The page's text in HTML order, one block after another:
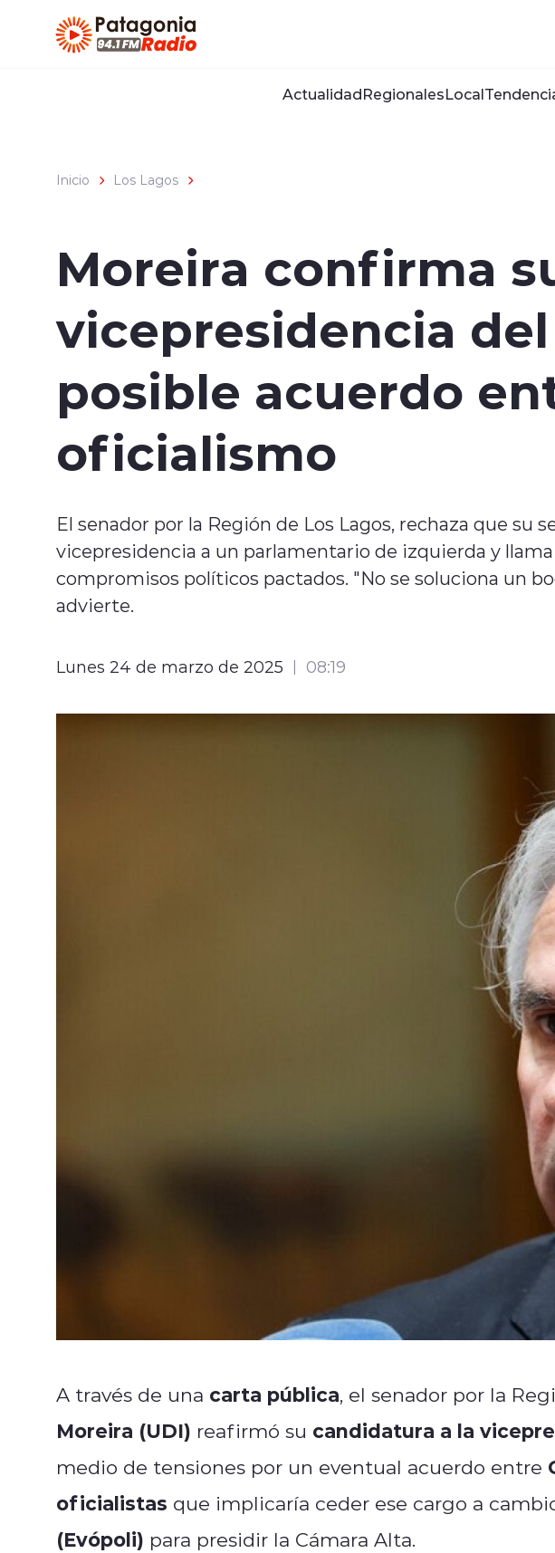
ActualidadRegionalesLocal
Inicio Los Lagos
Moreira confirma
vicepresidencia
posible acuerdo
oficialismo
El senador por la Región de Los Lagos, rechaza que su
vicepresidencia a un parlamentario de izquierda y llama
compromisos políticos pactados. "No se soluciona un
advierte.
Lunes 24 de marzo de 2025 08:19
A través de una carta pública, el senador por la
Moreira (UDI) reafirmó su candidatura a la
medio de tensiones por un eventual acuerdo entre
oficialistas que implicaría ceder ese cargo a
(Evópoli) para presidir la Cámara Alta.